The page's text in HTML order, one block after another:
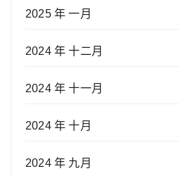
2025 年 一月
2024 年 十二月
2024 年 十一月
2024 年 十月
2024 年 九月